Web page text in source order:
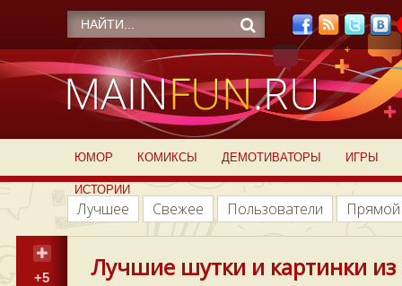
ЮМОР КОМИКСЫ ДЕМОТИВАТОРЫ ИГРЫ
ИСТОРИИ
Лучшее Свежее Пользователи
+5 Лучшие шутки и картинки из